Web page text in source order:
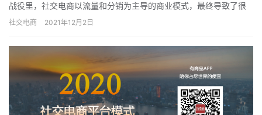
战役里，社交电商以流量和分销为主导的商业模式，最终导致了很
多的人把它与电商联系在一起，甚至有人干脆就把它称之为微商，
社交电商 2021年12月2日